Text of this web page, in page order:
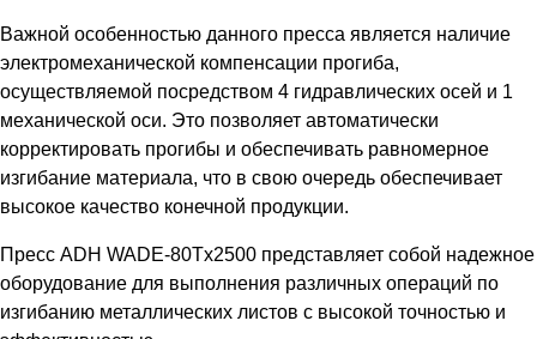
Важной особенностью данного пресса является наличие
электромеханической компенсации прогиба,
осуществляемой посредством 4 гидравлических осей и 1
механической оси. Это позволяет автоматически
корректировать прогибы и обеспечивать равномерное
изгибание материала, что в свою очередь обеспечивает
высокое качество конечной продукции.
Пресс ADH WADE-80Tx2500 представляет собой надежное
оборудование для выполнения различных операций по
изгибанию металлических листов с высокой точностью и